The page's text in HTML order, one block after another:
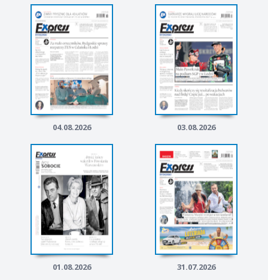
04.08.2026 03.08.2026
01.08.2026 31.07.2026